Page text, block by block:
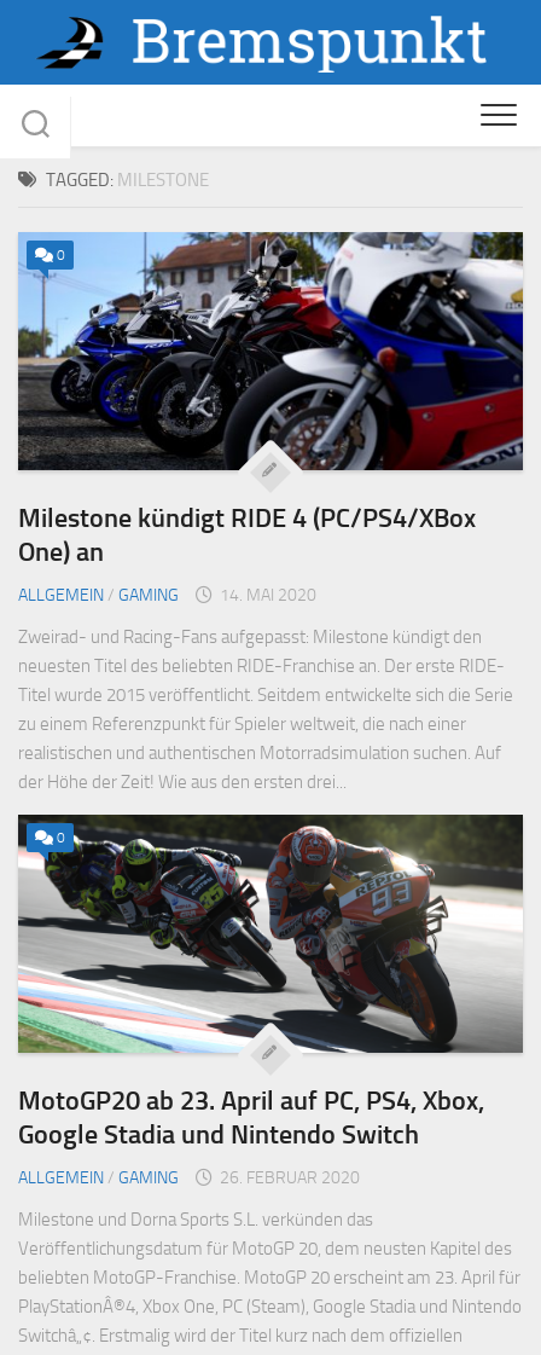
content
TAGGED: MILESTONE
0
Milestone kündigt RIDE 4 (PC/PS4/XBox
One) an
ALLGEMEIN/ GAMING 14. MAI 2020
Zweirad- und Racing-Fans aufgepasst: Milestone kündigt den
neuesten Titel des beliebten RIDE-Franchise an. Der erste RIDE-
Titel wurde 2015 veröffentlicht. Seitdem entwickelte sich die Serie
zu einem Referenzpunkt für Spieler weltweit, die nach einer
realistischen und authentischen Motorradsimulation suchen. Auf
der Höhe der Zeit! Wie aus den ersten drei...
0
MotoGP20 ab 23. April auf PC, PS4, Xbox,
Google Stadia und Nintendo Switch
ALLGEMEIN/ GAMING 26. FEBRUAR 2020
Milestone und Dorna Sports S.L. verkünden das
Veröffentlichungsdatum für MotoGP 20, dem neusten Kapitel des
beliebten MotoGP-Franchise. MotoGP 20 erscheint am 23. April für
PlayStationÂ®4, Xbox One, PC (Steam), Google Stadia und Nintendo
Switchâ„¢. Erstmalig wird der Titel kurz nach dem offiziellen